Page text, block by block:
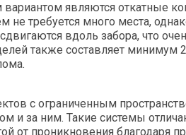
являются откатные
не требуется много места,
вдоль забора, что
также составляет минимум
с ограниченным
и за ним. Такие системы
от проникновения благодаря